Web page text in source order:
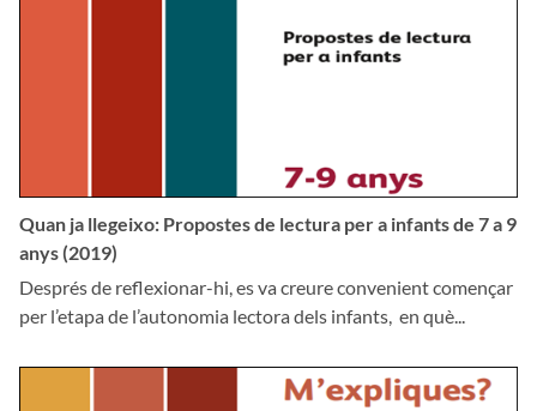
Quan ja llegeixo: Propostes de lectura per a infants de 7 a 9
anys (2019)
Després de reflexionar-hi, es va creure convenient començar
per l’etapa de l’autonomia lectora dels infants, en què...